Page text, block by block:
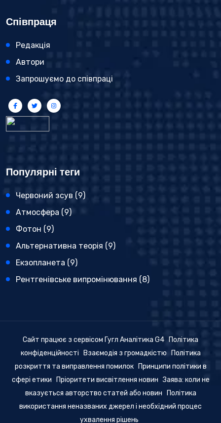
Співпраця
Редакція
Автори
Запрошуємо до співпраці
Популярні теги
Червоний зсув (9)
Атмосфера (9)
Фотон (9)
Альтернативна теорія (9)
Екзопланета (9)
Рентгенівське випромінювання (8)
Сайт працює з сервісом Гугл Аналітика G4
Політика
конфіденційності
Взаємодія з громадкістю
Політика
розкриття та виправлення помилок
Принципи політики в
сфері етики
Пріоритети висвітлення новин Заява: коли не
вказується авторство статей або новин
Політика
використання неназваних джерел і необхідний процес
ухвалення рішень